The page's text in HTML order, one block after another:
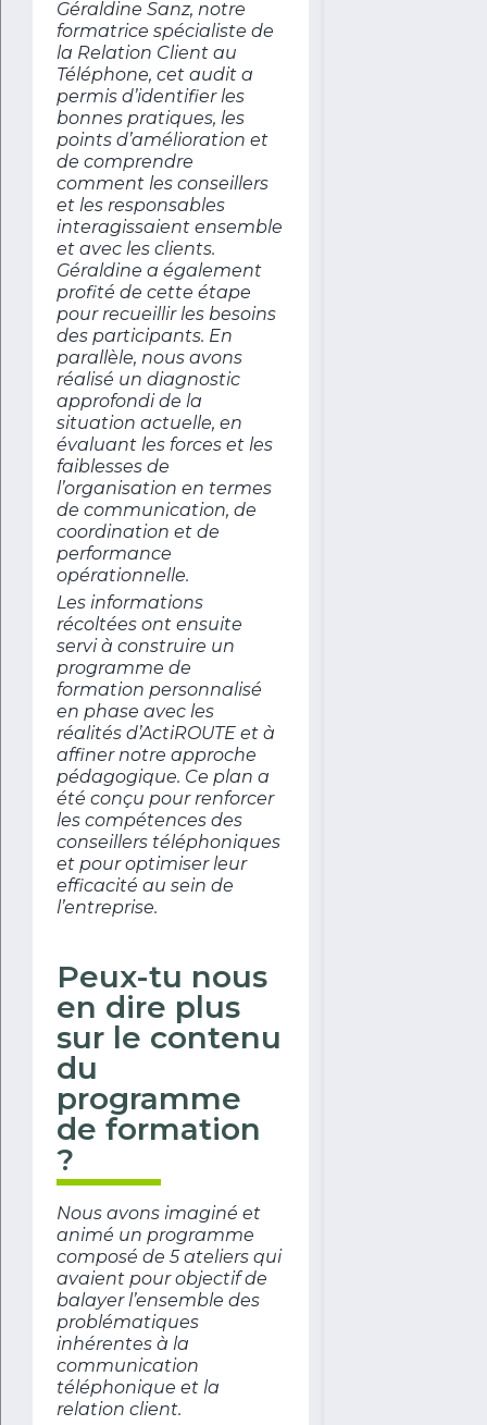
Géraldine Sanz, notre
formatrice spécialiste de
la Relation Client au
Téléphone, cet audit a
permis d’identifier les
bonnes pratiques, les
points d’amélioration et
de comprendre
comment les conseillers
et les responsables
interagissaient ensemble
et avec les clients.
Géraldine a également
profité de cette étape
pour recueillir les besoins
des participants. En
parallèle, nous avons
réalisé un diagnostic
approfondi de la
situation actuelle, en
évaluant les forces et les
faiblesses de
l’organisation en termes
de communication, de
coordination et de
performance
opérationnelle.
Les informations
récoltées ont ensuite
servi à construire un
programme de
formation personnalisé
en phase avec les
réalités d’ActiROUTE et à
affiner notre approche
pédagogique. Ce plan a
été conçu pour renforcer
les compétences des
conseillers téléphoniques
et pour optimiser leur
efficacité au sein de
l’entreprise.
Peux-tu nous
en dire plus
sur le contenu
du
programme
de formation
?
Nous avons imaginé et
animé un programme
composé de 5 ateliers qui
avaient pour objectif de
balayer l’ensemble des
problématiques
inhérentes à la
communication
téléphonique et la
relation client.